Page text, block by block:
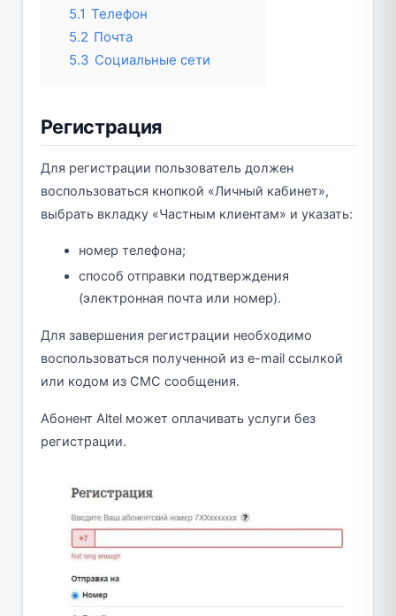
5.1 Телефон
5.2 Почта
5.3 Социальные сети
Регистрация
Для регистрации пользователь должен
воспользоваться кнопкой «Личный кабинет»,
выбрать вкладку «Частным клиентам» и указать:
номер телефона;
способ отправки подтверждения
(электронная почта или номер).
Для завершения регистрации необходимо
воспользоваться полученной из e-mail ссылкой
или кодом из СМС сообщения.
Абонент Altel может оплачивать услуги без
регистрации.